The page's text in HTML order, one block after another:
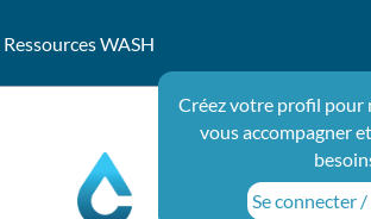
Ressources WASH
Créez votre profil pour
vous accompagner
Se connecter